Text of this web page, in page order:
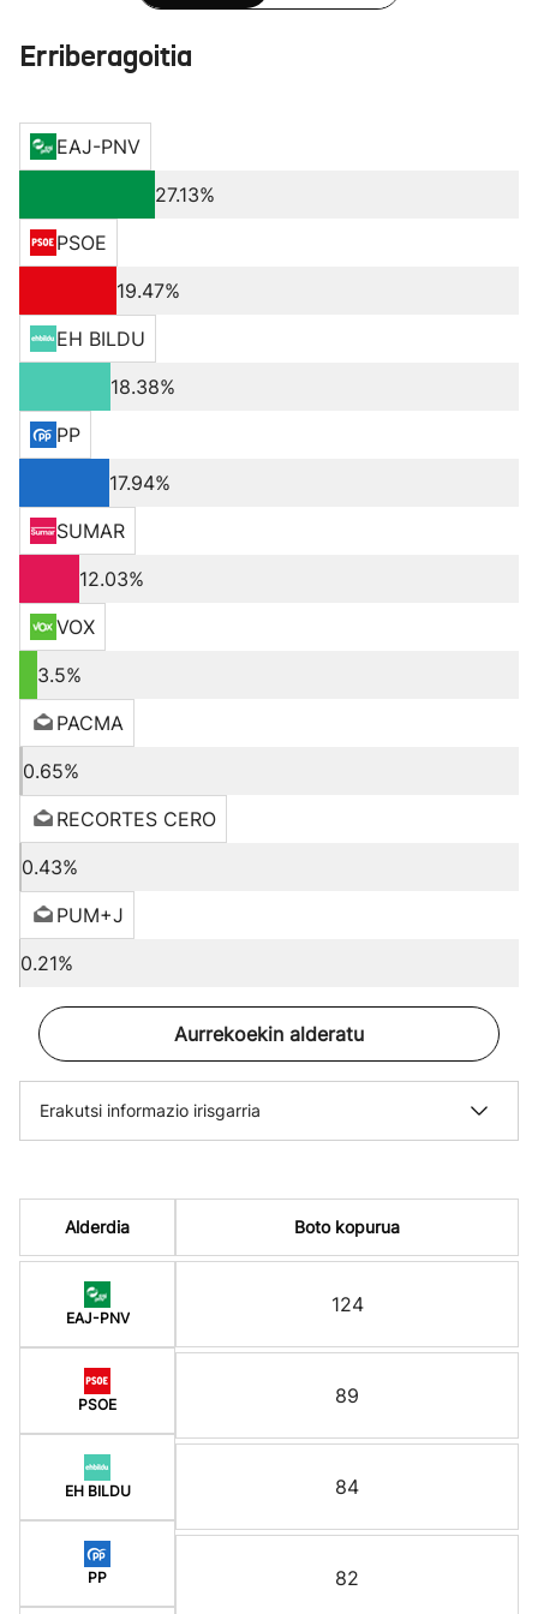
Erriberagoitia
EAJ-PNV
27.13%
PSOE
19.47%
EH BILDU
18.38%
PP
17.94%
SUMAR
12.03%
VOX
3.5%
PACMA
0.65%
RECORTES CERO
0.43%
PUM+J
0.21%
Aurrekoekin alderatu
Erakutsi informazio irisgarria
Alderdia
EAJ-PNV
PSOE
EH BILDU
PP
Boto kopurua
124
89
84
82